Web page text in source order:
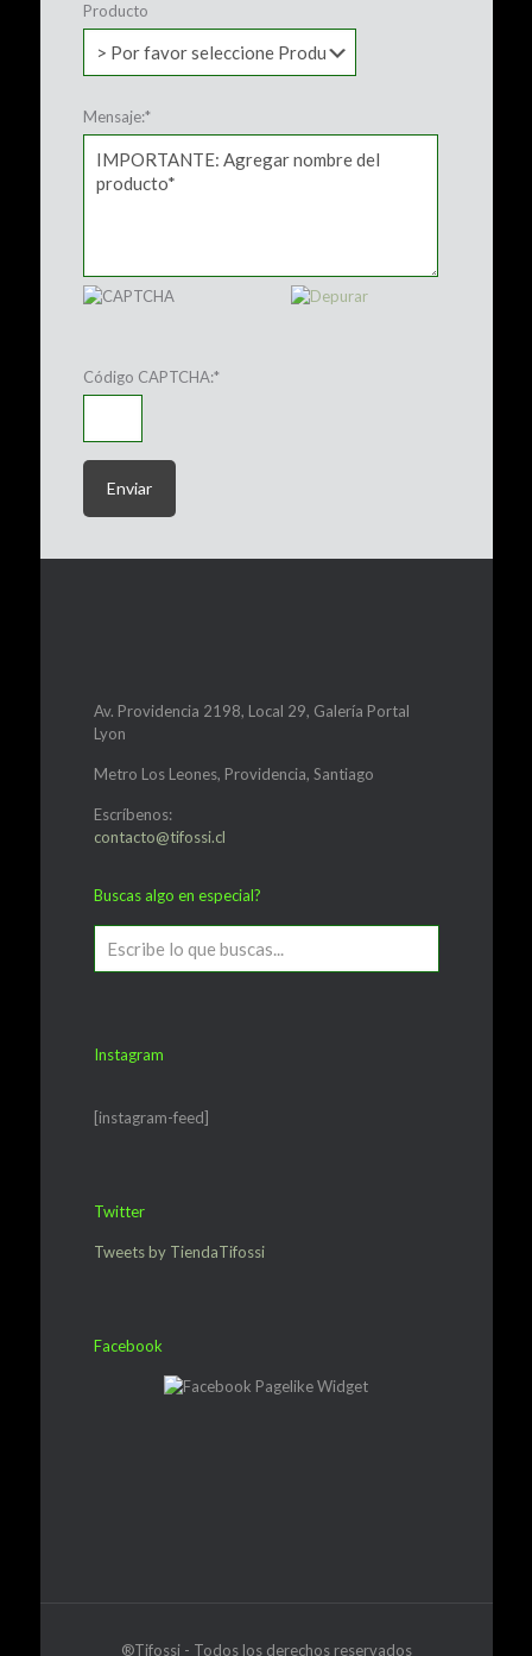
Producto
Mensaje:*
Código CAPTCHA:*
Av. Providencia 2198, Local 29, Galería Portal
Lyon
Metro Los Leones, Providencia, Santiago
Escríbenos:
contacto@tifossi.cl
Buscas algo en especial?
Instagram
[instagram-feed]
Twitter
Tweets by TiendaTifossi
Facebook
®Tifossi - Todos los derechos reservados